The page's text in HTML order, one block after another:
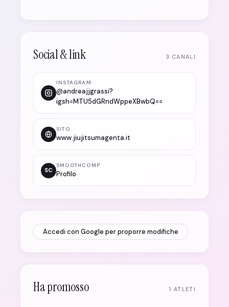
Social & link 3 CANALI
INSTAGRAM
@andreajjgrassi?
igsh=MTU5dGRndWppeXBwbQ==
SITO
www.jiujitsumagenta.it
SC
SMOOTHCOMP
Profilo
Accedi con Google per proporre modifiche
Ha promosso 1 ATLETI